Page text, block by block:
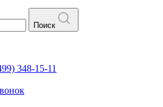
Поиск
348-15-11